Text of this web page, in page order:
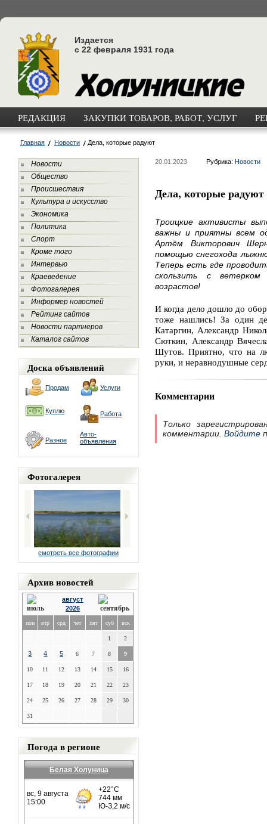
Издается
с 22 февраля 1931 года
РЕДАКЦИЯ ЗАКУПКИ ТОВАРОВ, РАБОТ, УСЛУГ
Главная Новости Дела, которые радуют
Новости
Общество
Происшествия
Культура и искусство
Экономика
Политика
Спорт
Кроме того
Интервью
Краеведение
Фотогалерея
Информер новостей
Рейтинг сайтов
Новости партнеров
Каталог сайтов
Доска объявлений
Продам Услуги
Куплю Работа
Разное
Авто-
объявления
Фотогалерея
смотреть все фотографии
Архив новостей
август
2026
пон втр срд чет пят суб вск
1 2
3 4 5 6 7 8 9
10 11 12 13 14 15 16
17 18 19 20 21 22 23
24 25 26 27 28 29 30
31
Погода в регионе
Белая Холуница
20.01.2023 Рубрика: Новости
Дела, которые радуют
Троицкие активисты
важны и приятны всем
Артём Викторович
помощью снегохода
Теперь есть где
скользить с
возрастов!
И когда дело дошло до
тоже нашлись! За один
Катаргин, Александр
Сюткин, Александр
Шутов. Приятно, что на
руки, и неравнодушные
Комментарии
Только
комментарии. Войдите